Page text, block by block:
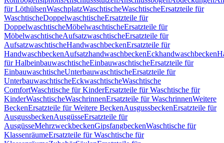
für LöthülsenWaschplatzWaschtischeWaschtischeErsatzteile für
WaschtischeDoppelwaschtischeErsatzteile für
DoppelwaschtischeMöbelwaschtischeErsatzteile für
MöbelwaschtischeAufsatzwaschtischeErsatzteile für
AufsatzwaschtischeHandwaschbeckenErsatzteile für
HandwaschbeckenAufsatzhandwaschbeckenEckhandwaschbecken
für HalbeinbauwaschtischeEinbauwaschtischeErsatzteile für
EinbauwaschtischeUnterbauwaschtischeErsatzteile für
UnterbauwaschtischeEckwaschtischeWaschtische
ComfortWaschtische für KinderErsatzteile für Waschtische für
KinderWaschtischeWaschrinnenErsatzteile für WaschrinnenWeitere
BeckenErsatzteile für Weitere BeckenAusgussbeckenErsatzteile für
AusgussbeckenAusgüsseErsatzteile für
AusgüsseMehrzweckbeckenGipsfangbeckenWaschtische für
KlassenräumeErsatzteile für Waschtische für